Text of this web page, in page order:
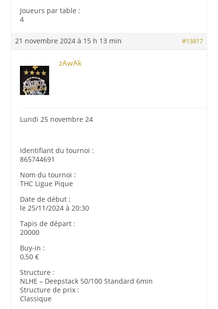
Joueurs par table :
4
21 novembre 2024 à 15 h 13 min #13817
zAwAk
Lundi 25 novembre 24
Identifiant du tournoi :
865744691
Nom du tournoi :
THC Ligue Pique
Date de début :
le 25/11/2024 à 20:30
Tapis de départ :
20000
Buy-in :
0,50 €
Structure :
NLHE – Deepstack 50/100 Standard 6min
Structure de prix :
Classique